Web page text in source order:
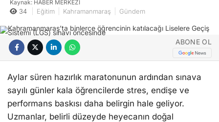
Kaynak: HABER MERKEZI
34 Eğitim Kahramanmaraş Gündem
ABONE OL
Aylar süren hazırlık maratonunun ardından sınava
sayılı günler kala öğrencilerde stres, endişe ve
performans baskısı daha belirgin hale geliyor.
Uzmanlar, belirli düzeyde heyecanın doğal